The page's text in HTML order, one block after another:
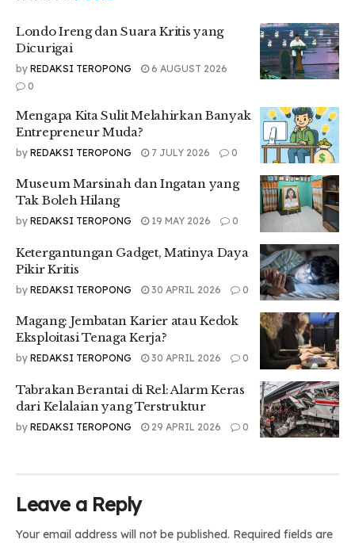
Angka kerugian yang mencapai ratusan miliar rupiah
menunjukkan bahwa persoalan tambang ilegal bukan
sekadar pelanggaran administratif biasa. Nilai tersebut
mencerminkan masih besarnya kebocoran dalam
pengelolaan sumber daya alam Indonesia. Padahal, sektor
pertambangan merupakan salah satu sumber penerimaan
negara yang memiliki peran strategis dalam mendukung
pembangunan nasional.
Kementerian ESDM menjelaskan bahwa pelanggaran yang
ditemukan tidak hanya dilakukan oleh pelaku yang
beroperasi tanpa izin. Beberapa kasus juga melibatkan
perusahaan yang telah memiliki izin usaha pertambangan,
tetapi melakukan aktivitas eksploitasi di luar wilayah yang
telah ditetapkan. Kondisi ini menunjukkan bahwa
pengawasan terhadap sektor pertambangan masih
menghadapi berbagai tantangan.
Lebih jauh, kasus-kasus yang sedang ditangani tersebut
Kalimantan, Sumatra, Jawa, hingga Kepulauan Maluku.
Sebaran tersebut memperlihatkan bahwa tambang ilegal
bukan persoalan yang terjadi di satu daerah tertentu,
mendorong hilirisasi dan penguatan industri pertambangan
nasional. Hilirisasi digadang-gadang sebagai strategi untuk
Londo Ireng dan Suara Kritis yang
Dicurigai
by REDAKSI TEROPONG
6 AUGUST 2026
0
Mengapa Kita Sulit Melahirkan Banyak
Entrepreneur Muda?
by REDAKSI TEROPONG 7 JULY 2026 0
Museum Marsinah dan Ingatan yang
Tak Boleh Hilang
by REDAKSI TEROPONG 19 MAY 2026 0
Ketergantungan Gadget, Matinya Daya
Pikir Kritis
by REDAKSI TEROPONG 30 APRIL 2026 0
Magang: Jembatan Karier atau Kedok
Eksploitasi Tenaga Kerja?
by REDAKSI TEROPONG 30 APRIL 2026 0
Tabrakan Berantai di Rel: Alarm Keras
dari Kelalaian yang Terstruktur
by REDAKSI TEROPONG 29 APRIL 2026 0
Leave a Reply
Your email address will not be published. Required fields are